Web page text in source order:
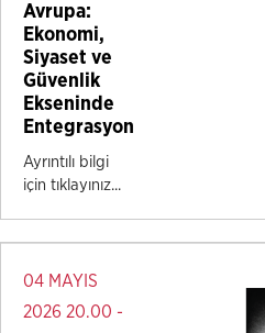
Avrupa:
Ekonomi,
Siyaset ve
Güvenlik
Ekseninde
Entegrasyon
Ayrıntılı bilgi
için tıklayınız...
04 MAYIS
2026 20.00 -